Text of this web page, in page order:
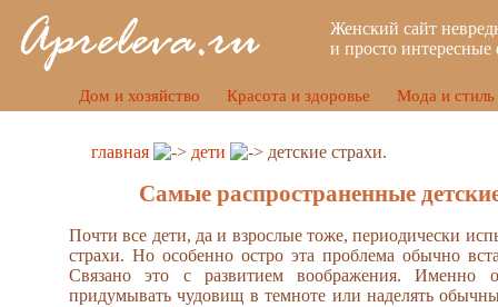
Женский сайт
и просто
Дом и хозяйство Красота и здоровье Мода и стиль
главная дети детские страхи.
Самые распространенные
Почти все дети, да и взрослые тоже, периодически
страхи. Но особенно остро эта проблема обычно
Связано это с развитием воображения. Именно
придумывать чудовищ в темноте или наделять